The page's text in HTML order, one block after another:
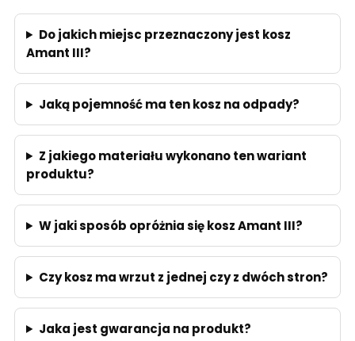
Do jakich miejsc przeznaczony jest kosz
Amant III?
Jaką pojemność ma ten kosz na odpady?
Z jakiego materiału wykonano ten wariant
produktu?
W jaki sposób opróżnia się kosz Amant III?
Czy kosz ma wrzut z jednej czy z dwóch stron?
Jaka jest gwarancja na produkt?